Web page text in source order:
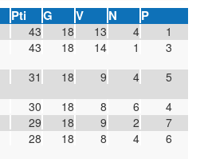
Pti G V N P
43 18 13 4
1
43 18 14 1
3
31 18 9 4
5
30 18 8 6
4
29 18 9 2
7
28 18 8 4
6